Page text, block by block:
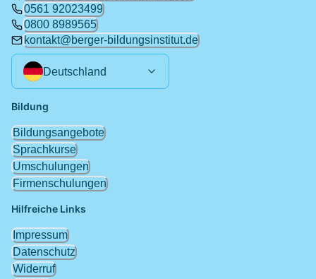
0561 92023499
0800 8989565
kontakt@berger-bildungsinstitut.de
Deutschland
Hilfreiche Links
Impressum
Datenschutz
Widerruf
Bildung
Bildungsangebote
Sprachkurse
Umschulungen
Firmenschulungen